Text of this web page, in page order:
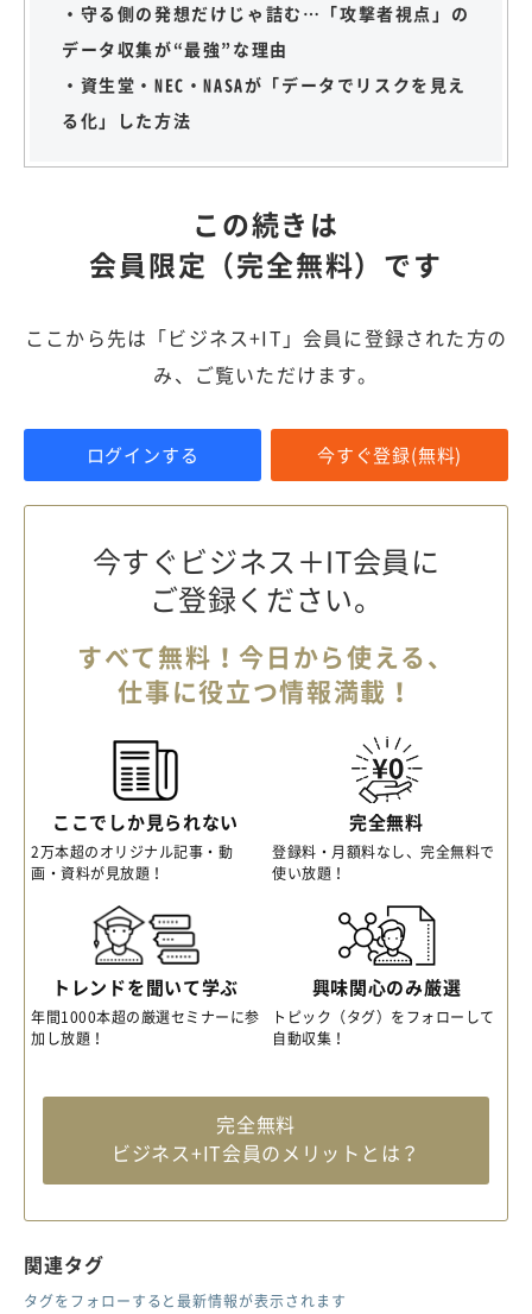
・守る側の発想だけじゃ詰む…「攻撃者視点」の
データ収集が“最強”な理由
・資生堂・NEC・NASAが「データでリスクを見え
る化」した方法
この続きは
会員限定（完全無料）です
ここから先は「ビジネス+IT」会員に登録された方の
み、ご覧いただけます。
ログインする 今すぐ登録(無料)
今すぐビジネス＋IT会員に
ご登録ください。
すべて無料！今日から使える、
仕事に役立つ情報満載！
ここでしか見られない
2万本超のオリジナル記事・動
画・資料が見放題！
完全無料
登録料・月額料なし、完全無料で
使い放題！
トレンドを聞いて学ぶ
年間1000本超の厳選セミナーに参
加し放題！
興味関心のみ厳選
トピック（タグ）をフォローして
自動収集！
完全無料
ビジネス+IT会員のメリットとは？
関連タグ
タグをフォローすると最新情報が表示されます